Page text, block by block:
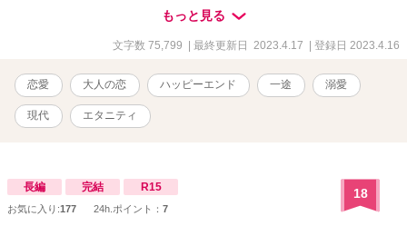
かと思います。 伏線のようなものを回収していく物語ばかりなの
で、途中まではよく分からない内容となっております。 物語が進む
につれてその意味が分かっていくかと思います。
もっと見る
文字数 75,799 | 最終更新日 2023.4.17 | 登録日 2023.4.16
恋愛 大人の恋 ハッピーエンド 一途 溺愛
現代 エタニティ
長編 完結 R15
お気に入り:177 24h.ポイント： 7
18